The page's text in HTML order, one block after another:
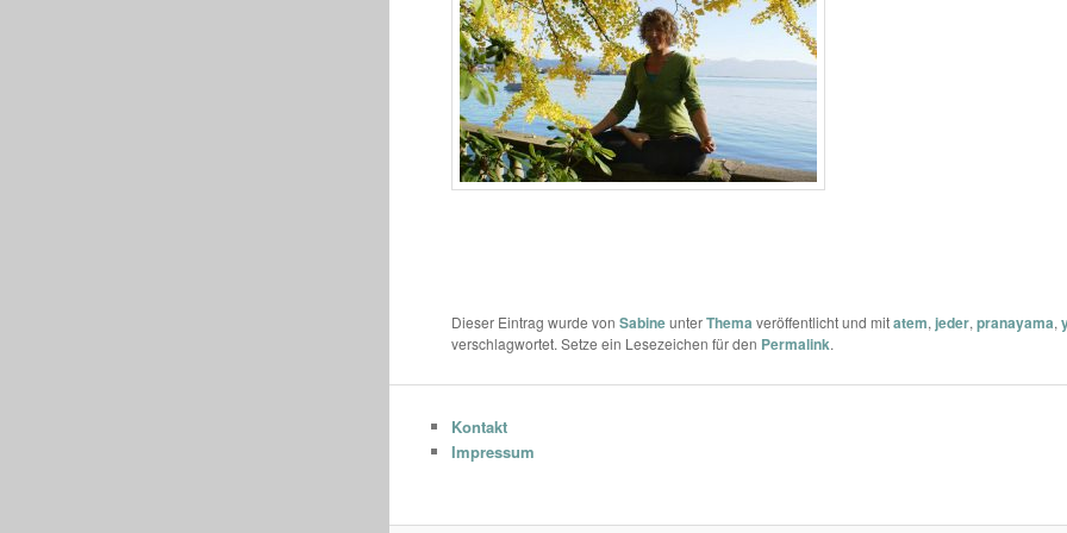
Dieser Eintrag wurde vonSabineunterThema veröffentlicht und mitatem,jeder,pranayama,
verschlagwortet. Setze ein Lesezeichen für den Permalink.
Kontakt
Impressum